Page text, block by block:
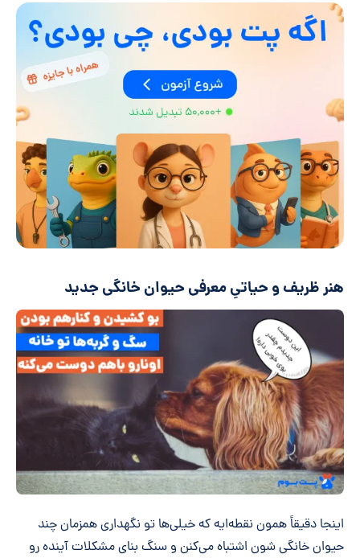
هنر ظریف و حیاتیِ معرفی حیوان خانگی جدید
اینجا دقیقاً همون نقطه‌ایه که خیلی‌ها تو نگهداری همزمان چند
حیوان خانگی شون اشتباه می‌کنن و سنگ بنای مشکلات آینده رو